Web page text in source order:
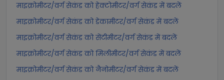
माइक्रोमीटर/वर्ग सेकंड को हेक्टोमीटर/वर्ग सेकंड में बदलें
माइक्रोमीटर/वर्ग सेकंड को डेकामीटर/वर्ग सेकंड में बदलें
माइक्रोमीटर/वर्ग सेकंड को सेंटीमीटर/वर्ग सेकंड में बदलें
माइक्रोमीटर/वर्ग सेकंड को मिलीमीटर/वर्ग सेकंड में बदलें
माइक्रोमीटर/वर्ग सेकंड को नैनोमीटर/वर्ग सेकंड में बदलें